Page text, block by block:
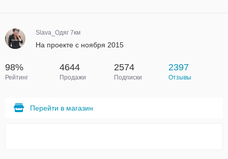
Slava_Одяг 7км
На проекте с ноября 2015
98%
Рейтинг
4644
Продажи
2574
Подписки
2397
Отзывы
Перейти в магазин